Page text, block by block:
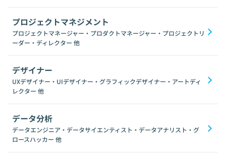
プロジェクトマネジメント
プロジェクトマネージャー・プロダクトマネージャー・プロジェクトリ
ーダー・ディレクター 他
デザイナー
UXデザイナー・UIデザイナー・グラフィックデザイナー・アートディ
レクター 他
データ分析
データエンジニア・データサイエンティスト・データアナリスト・グ
ロースハッカー 他